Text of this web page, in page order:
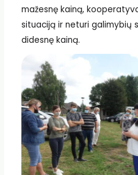
mažesnę kainą,
situaciją ir neturi galimybių
didesnę kainą.